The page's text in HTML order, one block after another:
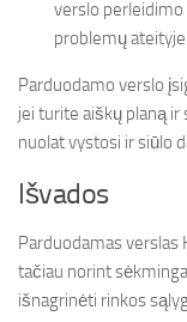
verslo
problemų ateityje.
Parduodamo verslo
jei turite aiškų planą ir
nuolat vystosi ir siūlo
Išvados
Parduodamas verslas
tačiau norint
išnagrinėti rinkos